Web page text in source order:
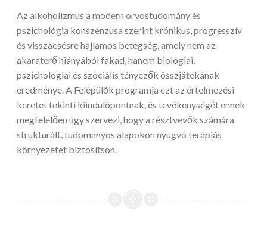
Az alkoholizmus a modern orvostudomány és
pszichológia konszenzusa szerint krónikus, progresszív
és visszaesésre hajlamos betegség, amely nem az
akaraterő hiányából fakad, hanem biológiai,
pszichológiai és szociális tényezők összjátékának
eredménye. A Felépülők programja ezt az értelmezési
keretet tekinti kiindulópontnak, és tevékenységét ennek
megfelelően úgy szervezi, hogy a résztvevők számára
strukturált, tudományos alapokon nyugvó terápiás
környezetet biztosítson.